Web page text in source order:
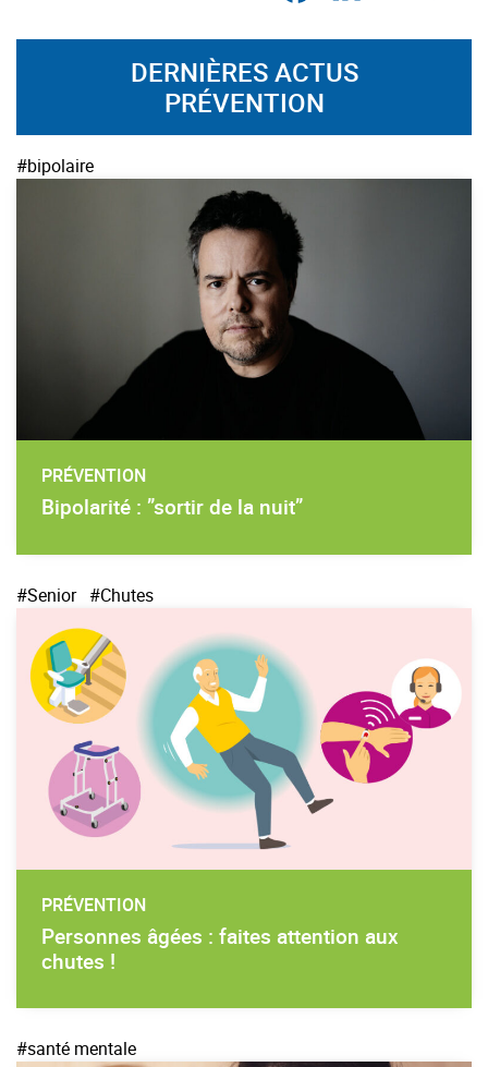
DERNIÈRES ACTUS
PRÉVENTION
#bipolaire
PRÉVENTION
Bipolarité : ”sortir de la nuit”
#Senior #Chutes
PRÉVENTION
Personnes âgées : faites attention aux
chutes !
#santé mentale